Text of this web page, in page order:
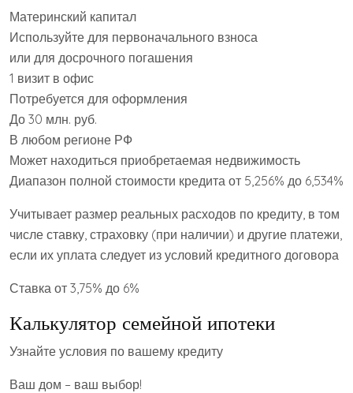
Материнский капитал
Используйте для первоначального взноса
или для досрочного погашения
1 визит в офис
Потребуется для оформления
До 30 млн. руб.
В любом регионе РФ
Может находиться приобретаемая недвижимость
Диапазон полной стоимости кредита от 5,256% до 6,534%
Учитывает размер реальных расходов по кредиту, в том
числе ставку, страховку (при наличии) и другие платежи,
если их уплата следует из условий кредитного договора
Ставка от 3,75% до 6%
Калькулятор семейной ипотеки
Узнайте условия по вашему кредиту
Ваш дом – ваш выбор!